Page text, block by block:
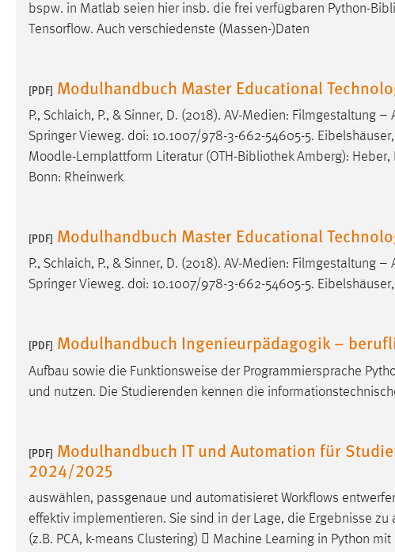
bspw. in Matlab seien hier insb. die frei verfügbaren Python-
Tensorflow. Auch verschiedenste (Massen-)Daten
[PDF] Modulhandbuch Master Educational
P., Schlaich, P., & Sinner, D. (2018). AV-Medien: Filmgestaltung
Springer Vieweg. doi: 10.1007/978-3-662-54605-5.
Moodle-Lernplattform Literatur (OTH-BibliothekAmberg): Heber,
Bonn: Rheinwerk
[PDF] Modulhandbuch Master Educational
P., Schlaich, P., & Sinner, D. (2018). AV-Medien: Filmgestaltung
Springer Vieweg. doi: 10.1007/978-3-662-54605-5. Eibelshäuser,
[PDF] Modulhandbuch Ingenieurpädagogik –
Aufbau sowie die Funktionsweise der Programmiersprache
und nutzen. Die Studierenden kennen die
[PDF] Modulhandbuch IT und Automation für
2024/2025
auswählen, passgenaue und automatisieret Workflows
effektiv implementieren. Sie sind in der Lage, die Ergebnisse
(z.B. PCA, k-means Clustering)  Machine Learning in Python
Name: fe_user, be_user, be_lastLoginProvider
Cookie Laufzeit: 24 Stunden
STATISTIK
Statistik Cookies erfassen Informationen anonym.
Matomo
Name: _pk_ref, _pk_cvar, _pk_id, _pk_ses
Cookie Laufzeit: Max. 13 Monate
verwendet, um personalisierte Werbung anzuzeigen.
Sie tun dies, indem sie Besucher über Websites
hinweg verfolgen.
Google Ads